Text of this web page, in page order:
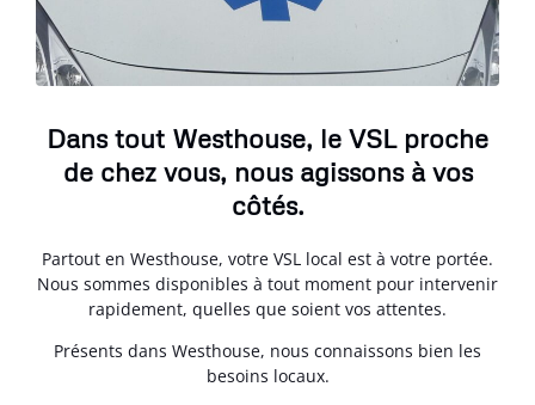
Dans tout Westhouse, le VSL proche
de chez vous, nous agissons à vos
côtés.
Partout en Westhouse, votre VSL local est à votre portée.
Nous sommes disponibles à tout moment pour intervenir
rapidement, quelles que soient vos attentes.
Présents dans Westhouse, nous connaissons bien les
besoins locaux.